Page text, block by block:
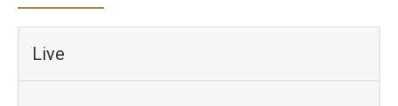
Live